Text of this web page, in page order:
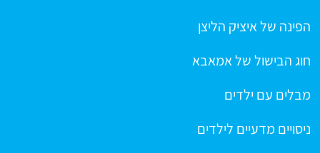
הפינה של איציק הליצן
חוג הבישול של אמאבא
מבלים עם ילדים
ניסויים מדעיים לילדים